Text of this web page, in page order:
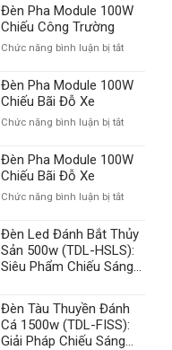
Đèn Pha Module 100W
Chiếu Công Trường
Chức năng bình luận bị tắtở
Pha
Module
Chiếu
Trường
Đèn Pha Module 100W
Chiếu Bãi Đỗ Xe
Chức năng bình luận bị tắtở
Pha
Module
Chiếu
Đỗ
Xe
Đèn Pha Module 100W
Chiếu Bãi Đỗ Xe
Chức năng bình luận bị tắtở
Pha
Module
100W
Chiếu
Đỗ
Xe
Đèn Led Đánh Bắt Thủy
Sản 500w (TDL-HSLS):
Siêu Phẩm Chiếu Sáng
Chìa Khóa Thành Công
Đèn Tàu Thuyền Đánh
Cá 1500w (TDL-FISS):
Giải Pháp Chiếu Sáng